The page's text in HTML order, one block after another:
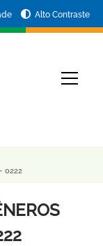
Alto Contraste
0222